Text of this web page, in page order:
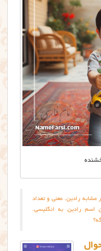
رادین. معنی و تعداد
اسم رادین به انگلیسی.